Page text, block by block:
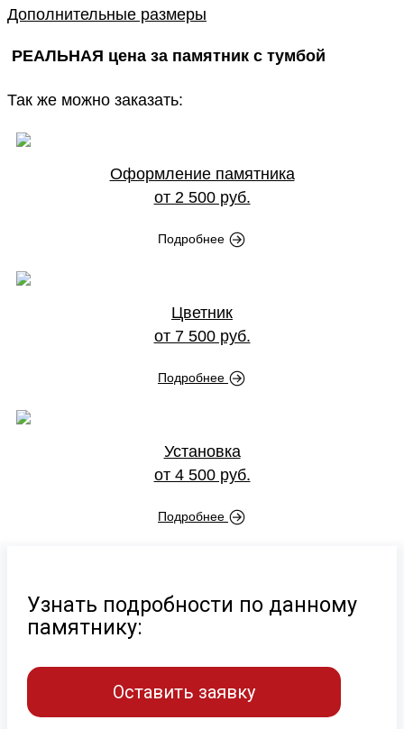
Дополнительные размеры
РЕАЛЬНАЯ цена за памятник с тумбой
Так же можно заказать:
Оформление памятника
от 2 500 руб.
Подробнее
Цветник
от 7 500 руб.
Подробнее
Установка
от 4 500 руб.
Подробнее
Узнать подробности по данному
памятнику:
Оставить заявку